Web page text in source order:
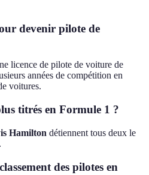
devenir pilote de
licence de pilote de voiture de
années de compétition en
voitures.
titrés en Formule 1 ?
Hamilton détiennent tous deux le
des pilotes en